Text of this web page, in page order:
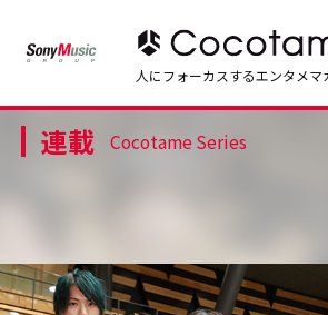
トップ Top
連載一覧 Series
JP EN
人にフォーカスするエンタメマ
連載 Cocotame Series